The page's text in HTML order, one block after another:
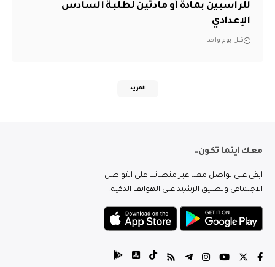
للراسبين بمادة أو مادتين لطلبة السادس
الإعدادي
قبل يوم واحد
المزيد
معك اينما تكون..
ابقى على تواصل معنا عبر منصاتنا على التواصل
الاجتماعي وتطبيق الرشيد على الهواتف الذكية.